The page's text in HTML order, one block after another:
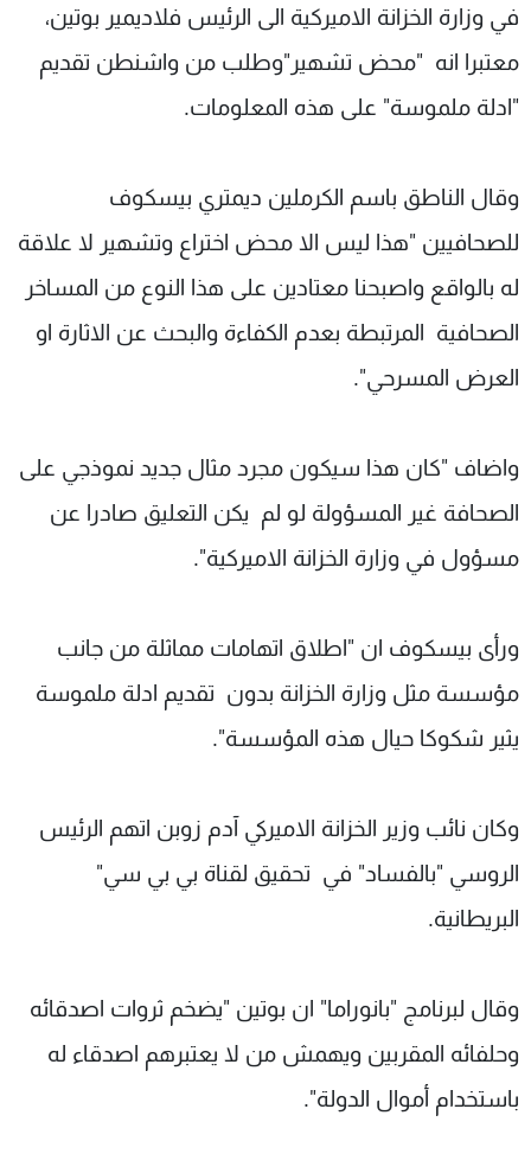
في وزارة الخزانة الاميركية الى الرئيس فلاديمير بوتين،
معتبرا انه "محض تشهير"وطلب من واشنطن تقديم
"ادلة ملموسة" على هذه المعلومات.
وقال الناطق باسم الكرملين ديمتري بيسكوف
للصحافيين "هذا ليس الا محض اختراع وتشهير لا علاقة
له بالواقع واصبحنا معتادين على هذا النوع من المساخر
الصحافية المرتبطة بعدم الكفاءة والبحث عن الاثارة او
العرض المسرحي".
واضاف "كان هذا سيكون مجرد مثال جديد نموذجي على
الصحافة غير المسؤولة لو لم يكن التعليق صادرا عن
مسؤول في وزارة الخزانة الاميركية".
ورأى بيسكوف ان "اطلاق اتهامات مماثلة من جانب
مؤسسة مثل وزارة الخزانة بدون تقديم ادلة ملموسة
يثير شكوكا حيال هذه المؤسسة".
وكان نائب وزير الخزانة الاميركي آدم زوبن اتهم الرئيس
الروسي "بالفساد" في تحقيق لقناة بي بي سي"
البريطانية.
وقال لبرنامج "بانوراما" ان بوتين "يضخم ثروات اصدقائه
وحلفائه المقربين ويهمش من لا يعتبرهم اصدقاء له
باستخدام أموال الدولة".
عن MTV
الإنـتـاج
لاعلاناتكم
وظائف
تواصل معنا
شروط الإسـتخدام